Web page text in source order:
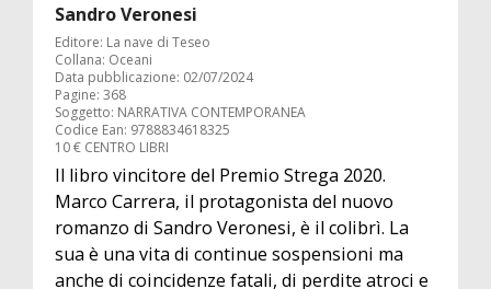
Sandro Veronesi
Editore: La nave di Teseo
Collana: Oceani
Data pubblicazione: 02/07/2024
Pagine: 368
Soggetto: NARRATIVA CONTEMPORANEA
Codice Ean: 9788834618325
10 € CENTRO LIBRI
Il libro vincitore del Premio Strega 2020.
Marco Carrera, il protagonista del nuovo
romanzo di Sandro Veronesi, è il colibrì. La
sua è una vita di continue sospensioni ma
anche di coincidenze fatali, di perdite atroci e